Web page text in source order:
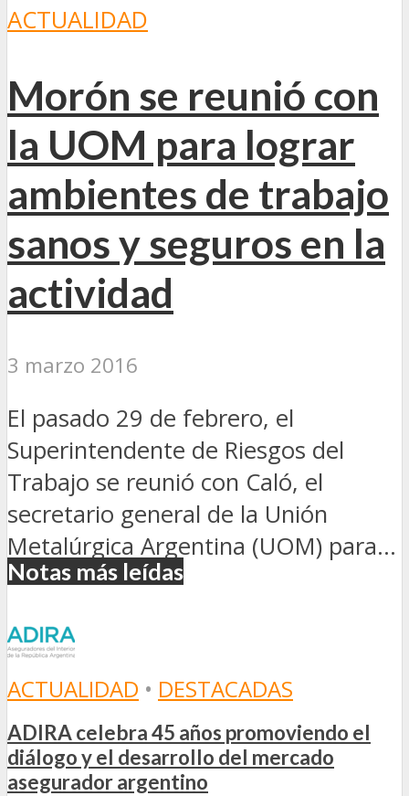
ACTUALIDAD
Morón se reunió con
la UOM para lograr
ambientes de trabajo
sanos y seguros en la
actividad
3 marzo 2016
El pasado 29 de febrero, el
Superintendente de Riesgos del
Trabajo se reunió con Caló, el
secretario general de la Unión
Metalúrgica Argentina (UOM) para...
Notas más leídas
ACTUALIDAD • DESTACADAS
ADIRA celebra 45 años promoviendo el
diálogo y el desarrollo del mercado
asegurador argentino